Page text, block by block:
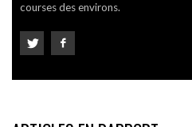
courses des environs.